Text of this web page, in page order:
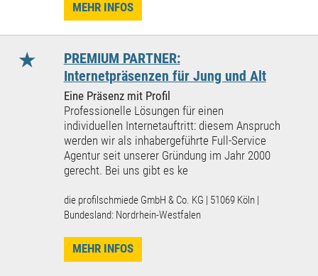
MEHR INFOS
★
PREMIUM PARTNER:
Internetpräsenzen für Jung und Alt
Eine Präsenz mit Profil
Professionelle Lösungen für einen
individuellen Internetauftritt: diesem Anspruch
werden wir als inhabergeführte Full-Service
Agentur seit unserer Gründung im Jahr 2000
gerecht. Bei uns gibt es ke
die profilschmiede GmbH & Co. KG | 51069 Köln |
Bundesland: Nordrhein-Westfalen
MEHR INFOS